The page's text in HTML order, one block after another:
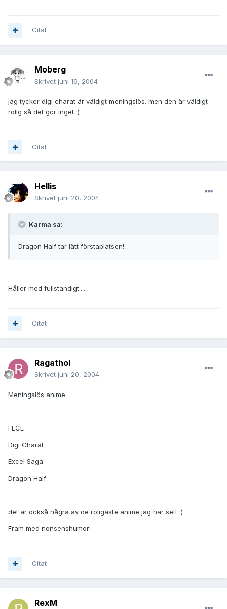
Citat
Moberg
Skrivet juni 19, 2004
jag tycker digi charat är väldigt meningslös. men den är väldigt
rolig så det gör inget :)
Citat
Hellis
Skrivet juni 20, 2004
Karma sa:
Dragon Half tar lätt förstaplatsen!
Håller med fullständigt....
Citat
Ragathol
Skrivet juni 20, 2004
Meningslös anime:
FLCL
Digi Charat
Excel Saga
Dragon Half
det är också några av de roligaste anime jag har sett :)
Fram med nonsenshumor!
Citat
RexM